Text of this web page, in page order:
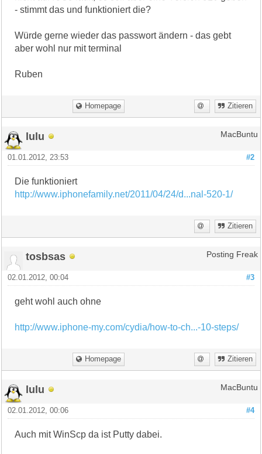
- stimmt das und funktioniert die?
Würde gerne wieder das passwort ändern - das gebt
aber wohl nur mit terminal
Ruben
Homepage Zitieren
lulu MacBuntu
#2
01.01.2012, 23:53
Die funktioniert
http://www.iphonefamily.net/2011/04/24/d...nal-520-1/
Zitieren
tosbsas Posting Freak
#3
02.01.2012, 00:04
geht wohl auch ohne
http://www.iphone-my.com/cydia/how-to-ch...-10-steps/
Homepage Zitieren
lulu MacBuntu
#4
02.01.2012, 00:06
Auch mit WinScp da ist Putty dabei.